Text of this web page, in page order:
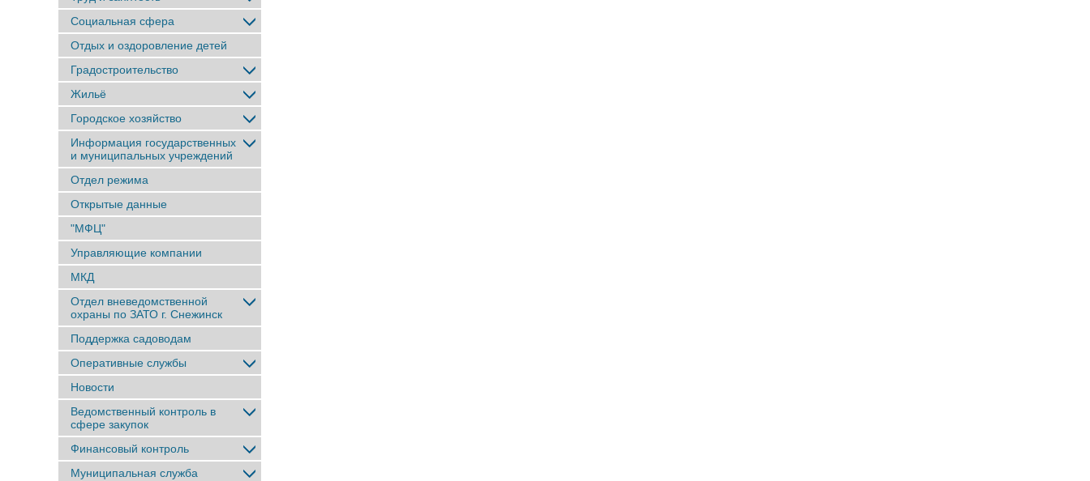
Социальная сфера
Отдых и оздоровление детей
Градостроительство
Жильё
Городское хозяйство
Информация государственных
и муниципальных учреждений
Отдел режима
Открытые данные
"МФЦ"
Управляющие компании
МКД
Отдел вневедомственной
охраны по ЗАТО г. Снежинск
Поддержка садоводам
Оперативные службы
Новости
Ведомственный контроль в
сфере закупок
Финансовый контроль
Муниципальная служба